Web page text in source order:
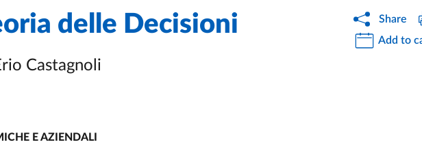
delle Decisioni
Castagnoli
E AZIENDALI
Share
Add to